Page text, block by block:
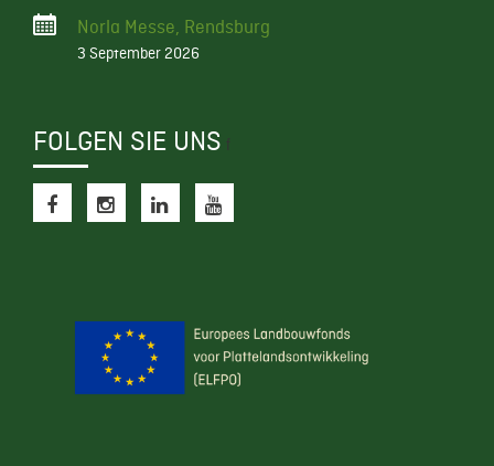
Norla Messe, Rendsburg
3 September 2026
FOLGEN SIE UNS f